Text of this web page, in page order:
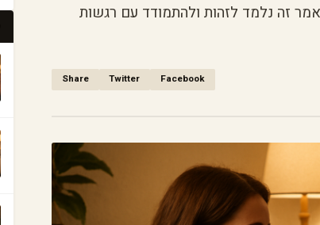
זה נלמד לזהות ולהתמודד עם רגשות
Facebook
Twitter
Share